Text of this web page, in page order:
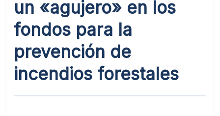
un «agujero» en los
fondos para la
prevención de
incendios forestales